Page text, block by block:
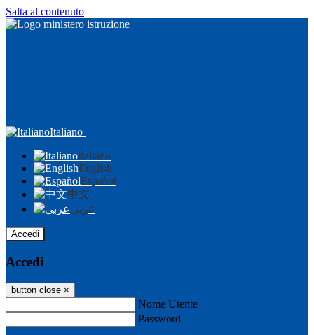
Salta al contenuto
Italiano
Italiano
English
Español
中文
عربى
Accedi
Accedi
button close ×
Nome Utente
Password